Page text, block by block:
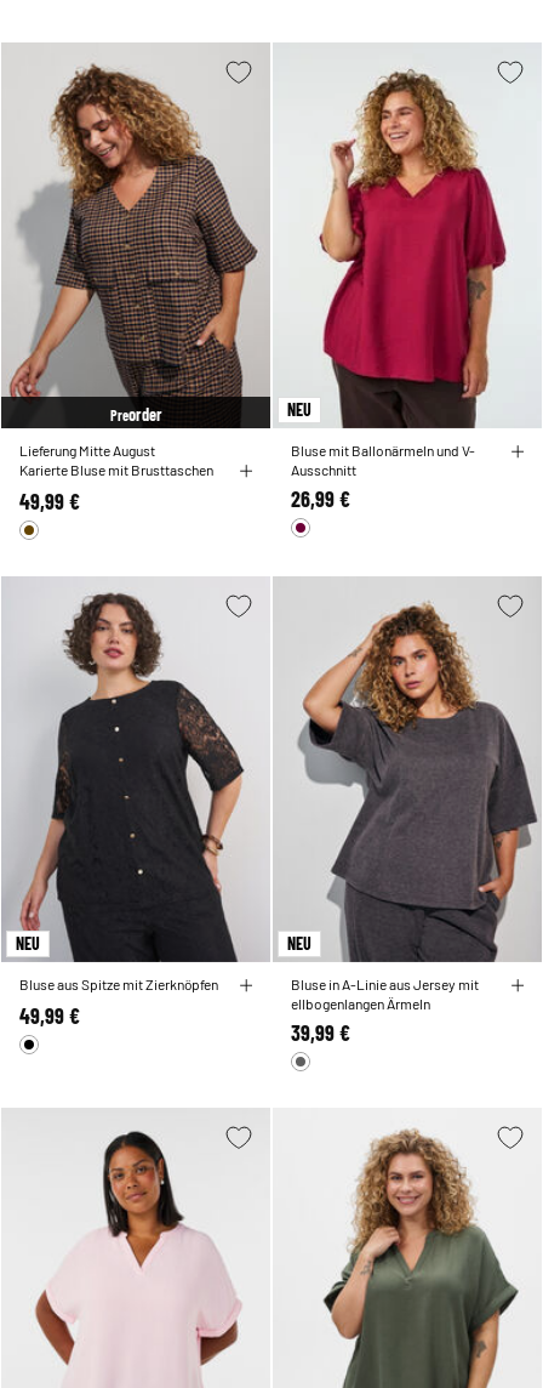
die warme Jahreszeit in unserer Kollektion für Plus-Size-Frauen.
Preorder
Lieferung Mitte August
Karierte Bluse mit Brusttaschen
49,99 €
NEU
Bluse mit Ballonärmeln und V-
Ausschnitt
26,99 €
NEU
Bluse aus Spitze mit Zierknöpfen
49,99 €
NEU
Bluse in A-Linie aus Jersey mit
ellbogenlangen Ärmeln
39,99 €